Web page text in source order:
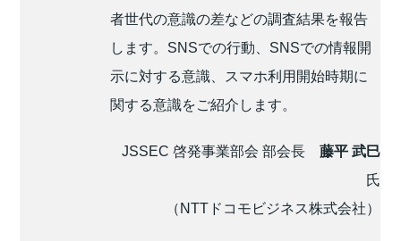
者世代の意識の差などの調査結果を報告
します。SNSでの行動、SNSでの情報開
示に対する意識、スマホ利用開始時期に
関する意識をご紹介します。
JSSEC 啓発事業部会 部会長藤平 武巳
氏
（NTTドコモビジネス株式会社）